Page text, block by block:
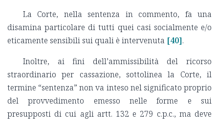
La Corte, nella sentenza in commento, fa una
disamina particolare di tutti quei casi socialmente e/o
eticamente sensibili sui quali è intervenuta [40].
Inoltre, ai fini dell’ammissibilità del ricorso
straordinario per cassazione, sottolinea la Corte, il
termine “sentenza” non va inteso nel significato proprio
del provvedimento emesso nelle forme e sui
presupposti di cui agli artt. 132 e 279 c.p.c., ma deve